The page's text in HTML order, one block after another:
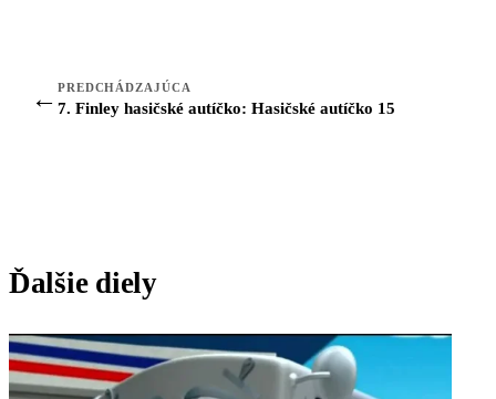
← PREDCHÁDZAJÚCA
7. Finley hasičské autíčko: Hasičské autíčko 15
Ďalšie diely